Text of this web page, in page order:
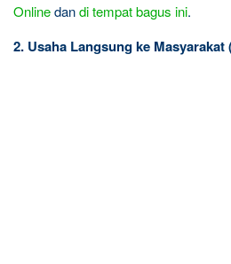
Onlinedandi tempat bagus ini.
2. Usaha Langsung ke Masyarakat